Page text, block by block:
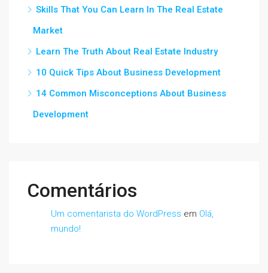
Skills That You Can Learn In The Real Estate
Market
Learn The Truth About Real Estate Industry
10 Quick Tips About Business Development
14 Common Misconceptions About Business
Development
Comentários
Um comentarista do WordPress em Olá,
mundo!